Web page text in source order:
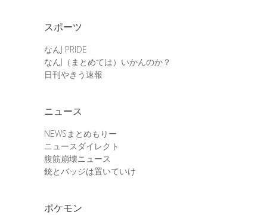
スポーツ
なんJ PRIDE
なんJ（まとめては）いかんのか？
日刊やきう速報
ニュース
NEWSまとめもりー
ニュースダイレクト
腹筋崩壊ニュース
銃とバッジは置いていけ
ポケモン